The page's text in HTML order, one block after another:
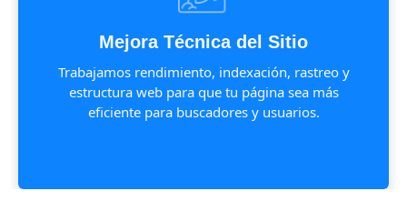
Mejora Técnica del Sitio
Trabajamos rendimiento, indexación, rastreo y
estructura web para que tu página sea más
eficiente para buscadores y usuarios.